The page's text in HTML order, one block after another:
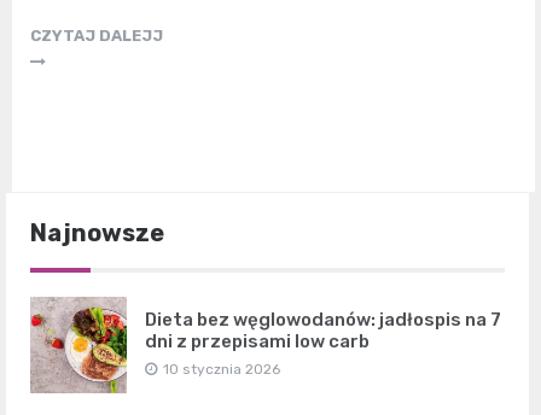
CZYTAJ DALEJJ
Najnowsze
Dieta bez węglowodanów: jadłospis na 7
dni z przepisami low carb
10 stycznia 2026